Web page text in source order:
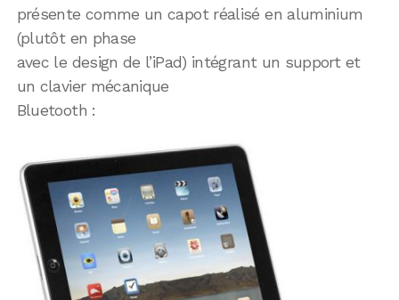
présente comme un capot réalisé en aluminium
(plutôt en phase
avec le design de l’iPad) intégrant un support et
un clavier mécanique
Bluetooth :